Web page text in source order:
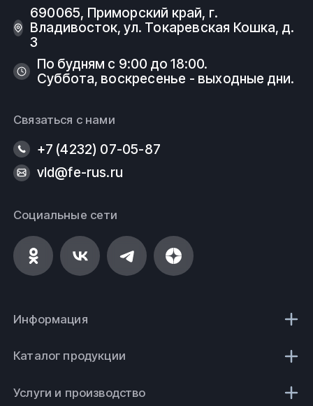
690065, Приморский край, г.
Владивосток, ул. Токаревская Кошка, д.
3
По будням с 9:00 до 18:00.
Суббота, воскресенье - выходные дни.
Связаться с нами
+7 (4232) 07-05-87
vld@fe-rus.ru
Социальные сети
Информация
Каталог продукции
Услуги и производство